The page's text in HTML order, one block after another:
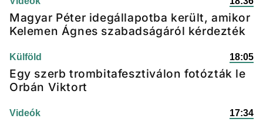
Magyar Péter idegállapotba került, amikor
Kelemen Ágnes szabadságáról kérdezték
Külföld 18:05
Egy szerb trombitafesztiválon fotózták le
Orbán Viktort
Videók 17:34